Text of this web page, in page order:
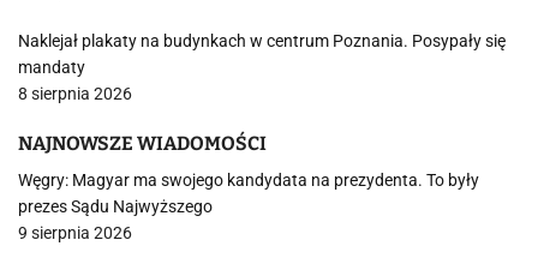
Naklejał plakaty na budynkach w centrum Poznania. Posypały się
mandaty
8 sierpnia 2026
NAJNOWSZE WIADOMOŚCI
Węgry: Magyar ma swojego kandydata na prezydenta. To były
prezes Sądu Najwyższego
9 sierpnia 2026